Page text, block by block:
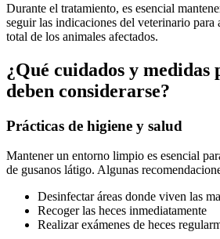
Durante el tratamiento, es esencial
seguir las indicaciones del veterinario para
total de los animales afectados.
¿Qué cuidados y medidas
deben considerarse?
Prácticas de higiene y salud
Mantener un entorno limpio es esencial
de gusanos látigo. Algunas
Desinfectar áreas donde viven las
Recoger las heces inmediatamente
Realizar exámenes de heces